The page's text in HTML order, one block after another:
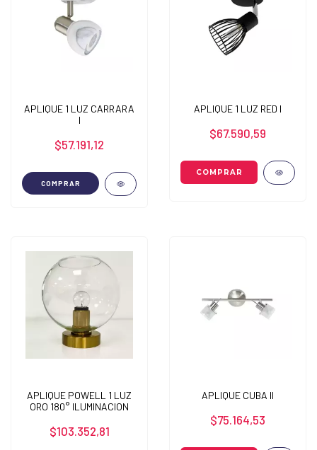
APLIQUE 1 LUZ CARRARA
I
$57.191,12
COMPRAR
APLIQUE 1 LUZ RED I
$67.590,59
APLIQUE POWELL 1 LUZ
ORO 180° ILUMINACION
$103.352,81
APLIQUE CUBA II
$75.164,53